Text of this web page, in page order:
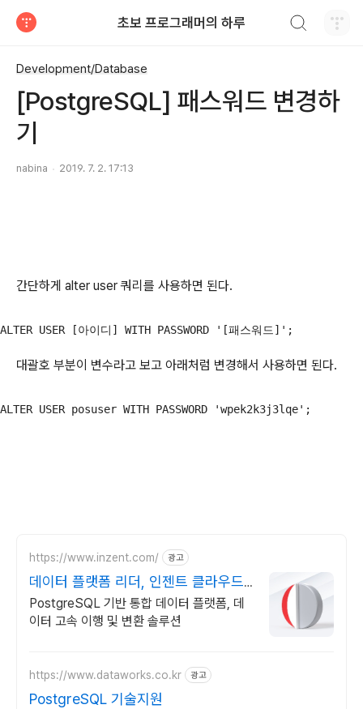
초보 프로그래머의 하루
Development/Database
[PostgreSQL] 패스워드 변경하
기
nabina 2019. 7. 2. 17:13
간단하게 alter user 쿼리를 사용하면 된다.
ALTER USER [아이디] WITH PASSWORD '[패스워드]';
대괄호 부분이 변수라고 보고 아래처럼 변경해서 사용하면 된다.
ALTER USER posuser WITH PASSWORD 'wpek2k3j3lqe';
https://www.inzent.com/ 광고
데이터 플랫폼 리더, 인젠트 클라우드
최적화 DBMS
PostgreSQL 기반 통합 데이터 플랫폼, 데
이터 고속 이행 및 변환 솔루션
https://www.dataworks.co.kr 광고
PostgreSQL 기술지원